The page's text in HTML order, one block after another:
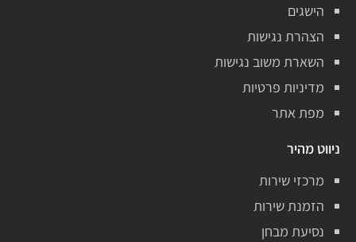
הישגים
הצהרת נגישות
השארת משוב נגישות
מדיניות פרטיות
מפת אתר
ניווט מהיר
מרכזי שירות
הזמנת שירות
נסיעת מבחן